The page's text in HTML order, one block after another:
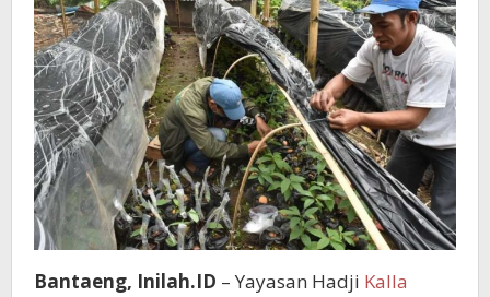
Bantaeng, Inilah.ID – Yayasan Hadji Kalla